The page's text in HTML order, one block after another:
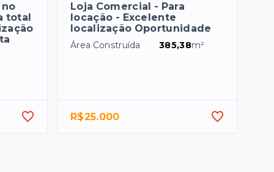
total
Loja Comercial - Para
locação - Excelente
localização Oportunidade
Área Construída 385,38m²
R$25.000